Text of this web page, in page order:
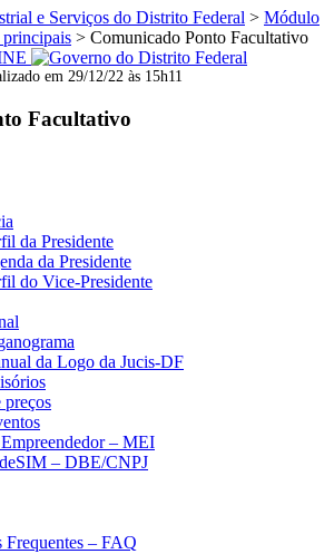
e Serviços do Distrito Federal > Módulo
principais > Comunicado Ponto Facultativo
em 29/12/22 às 15h11
Facultativo
da Presidente
da Presidente
do Vice-Presidente
da Logo da Jucis-DF
preços
– MEI
– DBE/CNPJ
Frequentes – FAQ